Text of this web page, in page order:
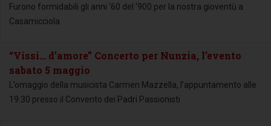
Furono formidabili gli anni ‘60 del ‘900 per la nostra gioventù a
Casamicciola.
“Vissi… d’amore” Concerto per Nunzia, l’evento
sabato 5 maggio
L’omaggio della musicista Carmen Mazzella, l’appuntamento alle
19:30 presso il Convento dei Padri Passionisti